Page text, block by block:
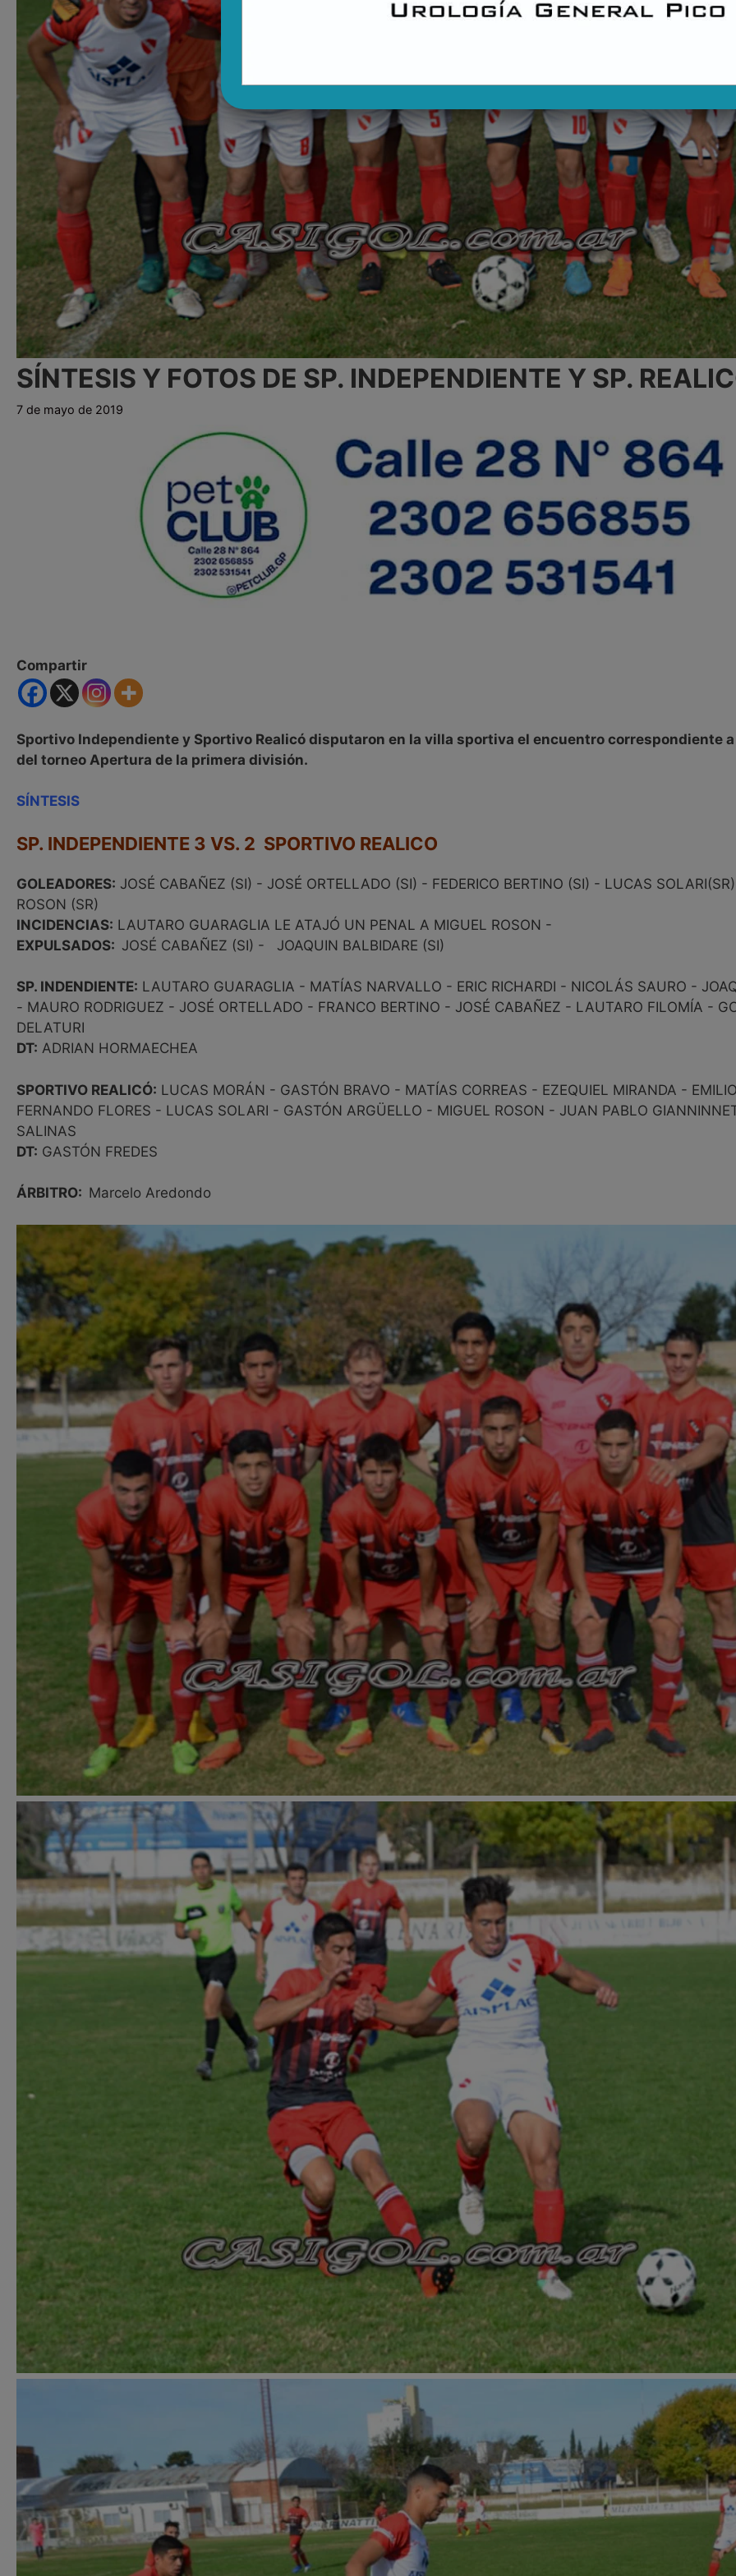
SÍNTESIS Y FOTOS DE SP. INDEPENDIENTE Y SP.
7 de mayo de 2019
Compartir
Sportivo Independiente y Sportivo Realicó disputaron en la villa sportiva el encuentro correspondiente
del torneo Apertura de la primera división.
SÍNTESIS
SP. INDEPENDIENTE 3 VS. 2 SPORTIVO REALICO
GOLEADORES: JOSÉ CABAÑEZ (SI) - JOSÉ ORTELLADO (SI) - FEDERICO BERTINO (SI) - LUCAS
ROSON (SR)
INCIDENCIAS: LAUTARO GUARAGLIA LE ATAJÓ UN PENAL A MIGUEL ROSON -
EXPULSADOS: JOSÉ CABAÑEZ (SI) - JOAQUIN BALBIDARE (SI)
SP. INDENDIENTE: LAUTARO GUARAGLIA - MATÍAS NARVALLO - ERIC RICHARDI - NICOLÁS SAURO -
- MAURO RODRIGUEZ - JOSÉ ORTELLADO - FRANCO BERTINO - JOSÉ CABAÑEZ - LAUTARO FILOMÍA -
DELATURI
DT: ADRIAN HORMAECHEA
SPORTIVO REALICÓ: LUCAS MORÁN - GASTÓN BRAVO - MATÍAS CORREAS - EZEQUIEL MIRANDA -
FERNANDO FLORES - LUCAS SOLARI - GASTÓN ARGÜELLO - MIGUEL ROSON - JUAN PABLO
SALINAS
DT: GASTÓN FREDES
ÁRBITRO: Marcelo Aredondo